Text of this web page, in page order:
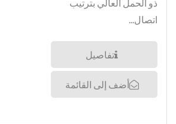
ذو الحمل العالي بترتيب
اتصال...
تفاصيل
أضف إلى القائمة